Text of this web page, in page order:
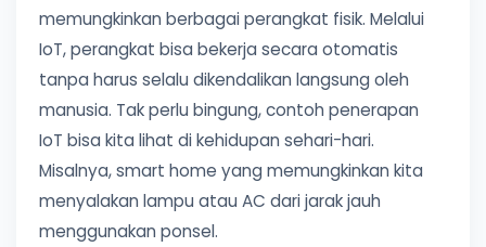
memungkinkan berbagai perangkat fisik. Melalui
IoT, perangkat bisa bekerja secara otomatis
tanpa harus selalu dikendalikan langsung oleh
manusia. Tak perlu bingung, contoh penerapan
IoT bisa kita lihat di kehidupan sehari-hari.
Misalnya, smart home yang memungkinkan kita
menyalakan lampu atau AC dari jarak jauh
menggunakan ponsel.